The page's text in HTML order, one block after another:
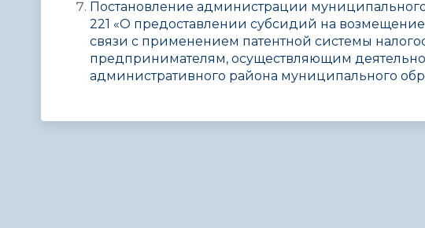
Постановление администрации муниципального
221 «О предоставлении субсидий на возмещение
связи с применением патентной системы
предпринимателям, осуществляющим
административного района муниципального